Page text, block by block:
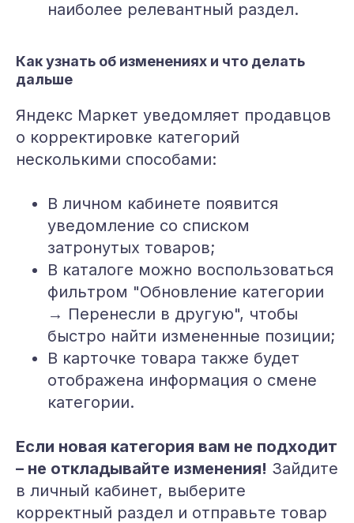
наиболее релевантный раздел.
Как узнать об изменениях и что делать
дальше
Яндекс Маркет уведомляет продавцов
о корректировке категорий
несколькими способами:
В личном кабинете появится
уведомление со списком
затронутых товаров;
В каталоге можно воспользоваться
фильтром "Обновление категории
→ Перенесли в другую", чтобы
быстро найти измененные позиции;
В карточке товара также будет
отображена информация о смене
категории.
Если новая категория вам не подходит
– не откладывайте изменения! Зайдите
в личный кабинет, выберите
корректный раздел и отправьте товар